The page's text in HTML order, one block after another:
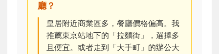
廳？
皇居附近商業區多，餐廳價格偏高。我
推薦東京站地下的「拉麵街」，選擇多
且便宜。或者走到「大手町」的辦公大